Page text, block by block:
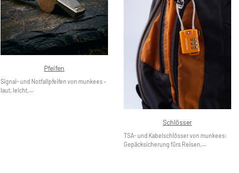
Pfeifen
Signal- und Notfallpfeifen von munkees –
laut, leicht,...
Schlösser
TSA- und Kabelschlösser von munkees:
Gepäcksicherung fürs Reisen,...